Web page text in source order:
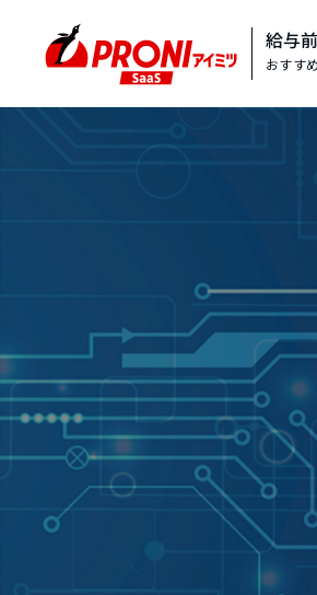
給与
おすす